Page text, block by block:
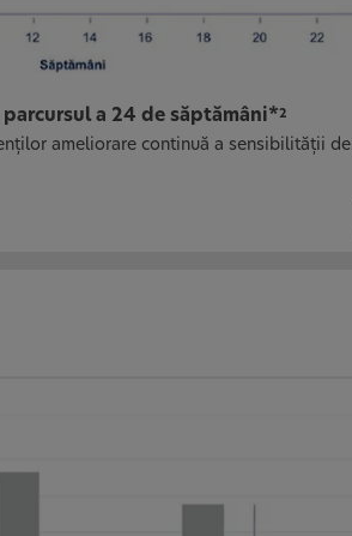
a 24 de săptămâni*2
ameliorare continuă a sensibilităţii